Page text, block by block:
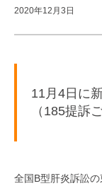
2020年12月3日
11月4日に
（185提訴
全国B型肝炎訴訟